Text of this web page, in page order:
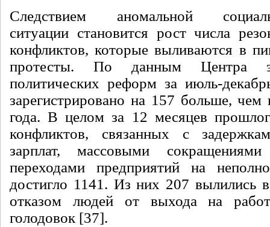
Следствием аномальной
ситуации становится рост числа
конфликтов, которые выливаются в
протесты. По данным Центра
политических реформ за июль-
зарегистрировано на 157 больше, чем
года. В целом за 12 месяцев
конфликтов, связанных с
зарплат, массовыми
переходами предприятий на
достигло 1141. Из них 207 вылились
отказом людей от выхода на
голодовок [37].